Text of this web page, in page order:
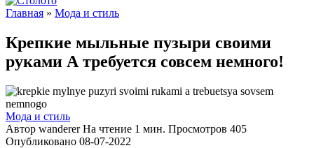
Главная » Мода и стиль
Крепкие мыльные пузыри своими
руками А требуется совсем немного!
Мода и стиль
Автор wanderer На чтение 1 мин. Просмотров 405
Опубликовано 08-07-2022